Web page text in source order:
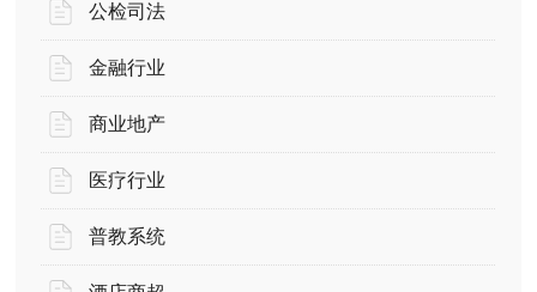
公检司法
金融行业
商业地产
医疗行业
普教系统